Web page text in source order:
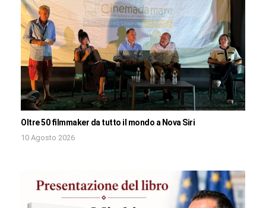
Oltre 50 filmmaker da tutto il mondo a Nova Siri
10 Agosto 2026